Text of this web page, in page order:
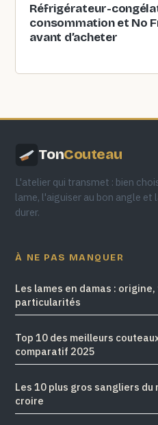
Réfrigérateur-
consommation et No
avant d’acheter
TonCouteau
L'atelier qui transmet : bien
lame, l'aiguiser au bon angle et
durer.
À NE PAS MANQUER
Les lames en damas :
particularités
Top 10 des meilleurs
comparatif 2025
Les 10 plus gros sangliers
croire